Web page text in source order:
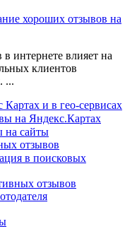
хороших отзывов на
интернете влияет на
клиентов
...
и в гео-сервисах
на Яндекс.Картах
на сайты
отзывов
в поисковых
отзывов